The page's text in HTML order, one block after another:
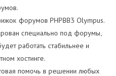
форумов PHPBB3 Olympus.
специально под форумы,
работать стабильнее и
хостинге.
помочь в решении любых